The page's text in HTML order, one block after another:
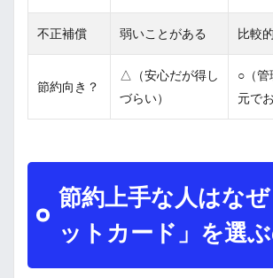
不正補償 弱いことがある 比較
節約向き？
△（安心だが得し
づらい）
○（管
元で
節約上手な人はな
ットカード」を選